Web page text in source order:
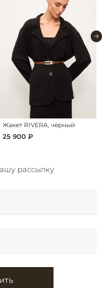
Жакет RIVERA, чёрный
25 900 ₽
рассылку